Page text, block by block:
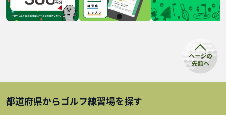
都道府県からゴルフ練習場を探す